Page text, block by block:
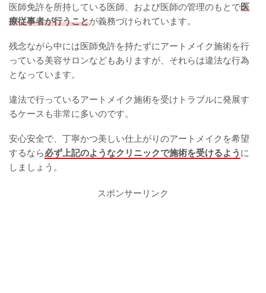
医師免許を所持している医師、および医師の管理のもとで医
療従事者が行うことが義務づけられています。
残念ながら中には医師免許を持たずにアートメイク施術を行
っている美容サロンなどもありますが、それらは違法な行為
となっています。
違法で行っているアートメイク施術を受けトラブルに発展す
るケースも非常に多いのです。
安心安全で、丁寧かつ美しい仕上がりのアートメイクを希望
するなら必ず上記のようなクリニックで施術を受けるよう に
しましょう。
スポンサーリンク